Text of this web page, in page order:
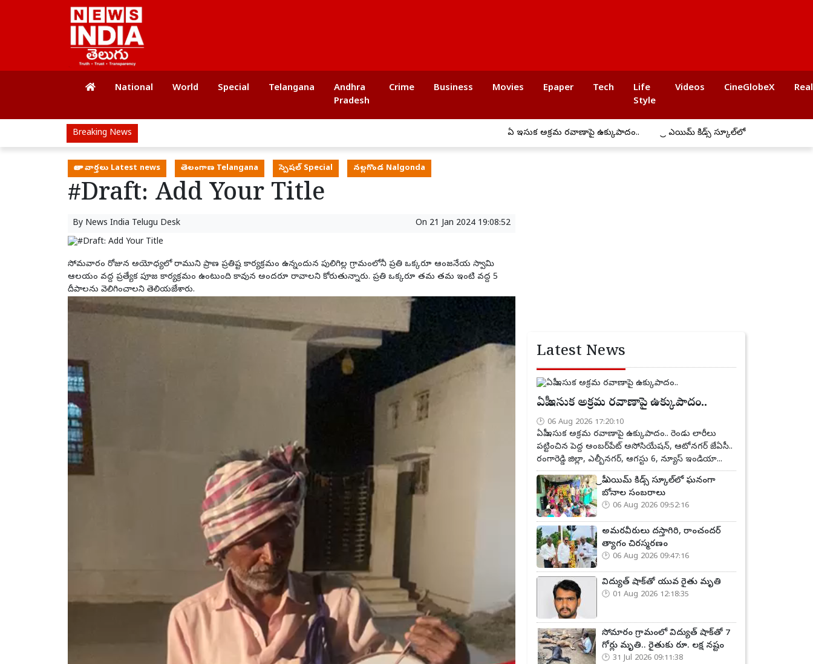
National World Special Telangana
Andhra
Pradesh
Crime Business Movies Epaper Tech
Life
Style
Videos CineGlobeX
Breaking News ఏపీ ఇసుక అక్రమ రవాణాపై ఉక్కుపాదం.. ప్రీ ఎయిమ్ కిడ్స్ స్కూల్‌లో ఘనంగా బోనాల సంబరాలు
తాజా వార్తలు Latest news తెలంగాణ Telangana స్పెషల్ Special నల్లగొండ Nalgonda
#Draft: Add Your Title
By News India Telugu Desk On 21 Jan 2024 19:08:52
సోమవారం రోజున అయోధ్యలో రాముని ప్రాణ ప్రతిష్ట కార్యక్రమం ఉన్నందున పులిగిల్ల గ్రామంలోనీ ప్రతి ఒక్కరూ ఆంజనేయ స్వామి
ఆలయం వద్ద ప్రత్యేక పూజ కార్యక్రమం ఉంటుంది కావున అందరూ రావాలని కోరుతున్నారు. ప్రతి ఒక్కరూ తమ తమ ఇంటి వద్ద 5
దీపాలను వెలిగించాలని తెలియజేశారు.
Latest News
ఏపీ ఇసుక అక్రమ రవాణాపై ఉక్కుపాదం..
06 Aug 2026 17:20:10
ఏపీ ఇసుక అక్రమ రవాణాపై ఉక్కుపాదం.. రెండు లారీలు
పట్టించిన పెద్ద అంబర్‌పేట్ అసోసియేషన్, ఆటోనగర్ జేఏసీ..
రంగారెడ్డి జిల్లా, ఎల్బీనగర్, ఆగస్టు 6, న్యూస్ ఇండియా...
ప్రీ ఎయిమ్ కిడ్స్ స్కూల్‌లో ఘనంగా
బోనాల సంబరాలు
06 Aug 2026 09:52:16
అమరవీరులు దస్తాగిరి, రాంచందర్
త్యాగం చిరస్మరణం
06 Aug 2026 09:47:16
విద్యుత్ షాక్‌తో యువ రైతు మృతి
01 Aug 2026 12:18:35
సోమారం గ్రామంలో విద్యుత్ షాక్‌తో 7
గోర్లు మృతి.. రైతుకు రూ. లక్ష నష్టం
31 Jul 2026 09:11:38